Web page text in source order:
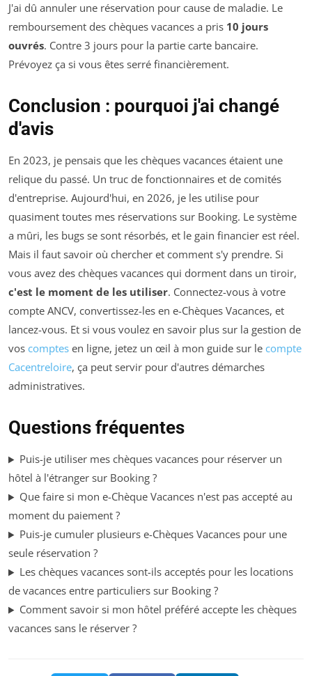
J'ai dû annuler une réservation pour cause de maladie. Le
remboursement des chèques vacances a pris 10 jours
ouvrés. Contre 3 jours pour la partie carte bancaire.
Prévoyez ça si vous êtes serré financièrement.
Conclusion : pourquoi j'ai changé
d'avis
En 2023, je pensais que les chèques vacances étaient une
relique du passé. Un truc de fonctionnaires et de comités
d'entreprise. Aujourd'hui, en 2026, je les utilise pour
quasiment toutes mes réservations sur Booking. Le système
a mûri, les bugs se sont résorbés, et le gain financier est réel.
Mais il faut savoir où chercher et comment s'y prendre. Si
vous avez des chèques vacances qui dorment dans un tiroir,
c'est le moment de les utiliser. Connectez-vous à votre
compte ANCV, convertissez-les en e-Chèques Vacances, et
lancez-vous. Et si vous voulez en savoir plus sur la gestion de
vos comptes en ligne, jetez un œil à mon guide sur le compte
Cacentreloire, ça peut servir pour d'autres démarches
administratives.
Questions fréquentes
Puis-je utiliser mes chèques vacances pour réserver un
hôtel à l'étranger sur Booking ?
Que faire si mon e-Chèque Vacances n'est pas accepté au
moment du paiement ?
Puis-je cumuler plusieurs e-Chèques Vacances pour une
seule réservation ?
Les chèques vacances sont-ils acceptés pour les locations
de vacances entre particuliers sur Booking ?
Comment savoir si mon hôtel préféré accepte les chèques
vacances sans le réserver ?